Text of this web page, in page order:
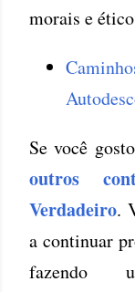
morais e
Se você
outros
Verdadeiro.
a continuar
fazendo